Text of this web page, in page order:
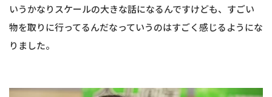
いうかなりスケールの大きな話になるんですけども、すごい
物を取りに行ってるんだなっていうのはすごく感じるようにな
りました。